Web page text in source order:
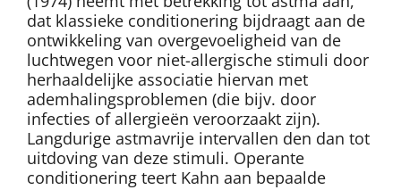
dat klassieke conditionering bijdraagt aan de
ontwikkeling van overgevoeligheid van de
luchtwegen voor niet-allergische stimuli door
herhaaldelijke associatie hiervan met
ademhalingsproblemen (die bijv. door
infecties of allergieën veroorzaakt zijn).
Langdurige astmavrije intervallen den dan tot
uitdoving van deze stimuli. Operante
conditionering teert Kahn aan bepaalde